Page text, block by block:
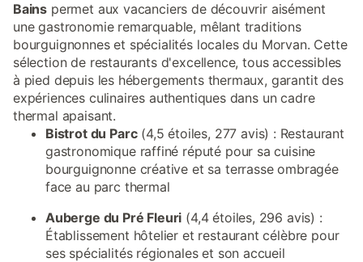
Bains permet aux vacanciers de découvrir aisément
une gastronomie remarquable, mêlant traditions
bourguignonnes et spécialités locales du Morvan. Cette
sélection de restaurants d'excellence, tous accessibles
à pied depuis les hébergements thermaux, garantit des
expériences culinaires authentiques dans un cadre
thermal apaisant.
Bistrot du Parc(4,5 étoiles, 277 avis) : Restaurant
gastronomique raffiné réputé pour sa cuisine
bourguignonne créative et sa terrasse ombragée
face au parc thermal
Auberge du Pré Fleuri (4,4 étoiles, 296 avis) :
Établissement hôtelier et restaurant célèbre pour
ses spécialités régionales et son accueil